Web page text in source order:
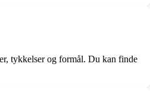
tykkelser og formål. Du kan finde